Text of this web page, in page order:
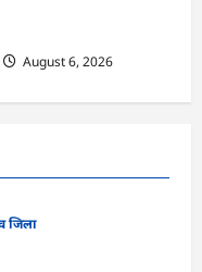
August 6, 2026
जिला